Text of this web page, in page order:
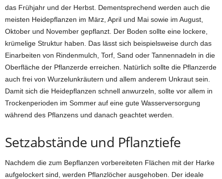
das Frühjahr und der Herbst. Dementsprechend werden auch die
meisten Heidepflanzen im März, April und Mai sowie im August,
Oktober und November gepflanzt. Der Boden sollte eine lockere,
krümelige Struktur haben. Das lässt sich beispielsweise durch das
Einarbeiten von Rindenmulch, Torf, Sand oder Tannennadeln in die
Oberfläche der Pflanzerde erreichen. Natürlich sollte die Pflanzerde
auch frei von Wurzelunkräutern und allem anderem Unkraut sein.
Damit sich die Heidepflanzen schnell anwurzeln, sollte vor allem in
Trockenperioden im Sommer auf eine gute Wasserversorgung
während des Pflanzens und danach geachtet werden.
Setzabstände und Pflanztiefe
Nachdem die zum Bepflanzen vorbereiteten Flächen mit der Harke
aufgelockert sind, werden Pflanzlöcher ausgehoben. Der ideale